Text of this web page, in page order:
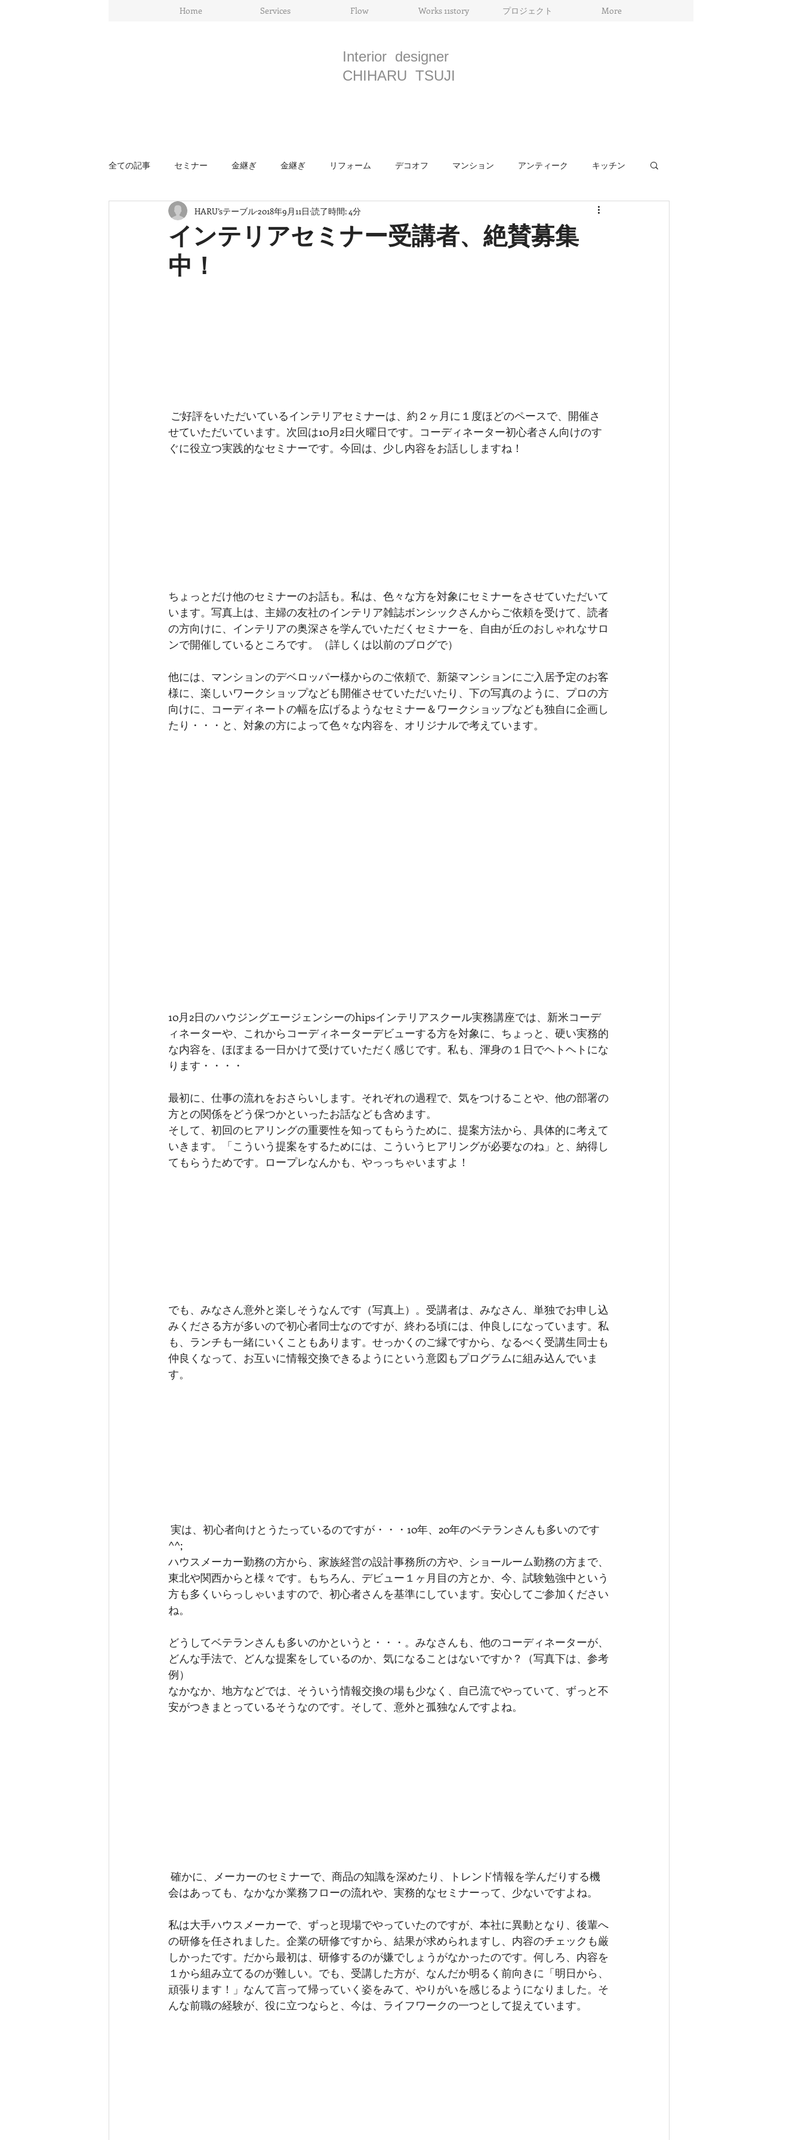
Home Services Flow Works 11story プロジェクト More
Interior designer
CHIHARU TSUJI
全ての記事 セミナー 金継ぎ 金継ぎ リフォーム デコオフ マンション アンティーク キッチン
ワークショップ イギリス 骨董 ライフスタイル リノベーション
インテリアデザイン
インテリアセミナー受講者、絶賛募集
中！
HARU’sテーブル2018年9月11日 読了時間: 4分
せていただいています。次回は10月2日火曜日です。コーディネーター初心者さん向けのす
ぐに役立つ実践的なセミナーです。今回は、少し内容をお話ししますね！
ちょっとだけ他のセミナーのお話も。私は、色々な方を対象にセミナーをさせていただいて
います。写真上は、主婦の友社のインテリア雑誌ボンシックさんからご依頼を受けて、読者
の方向けに、インテリアの奥深さを学んでいただくセミナーを、自由が丘のおしゃれなサロ
ンで開催しているところです。（詳しくは以前のブログで）
他には、マンションのデベロッパー様からのご依頼で、新築マンションにご入居予定のお客
様に、楽しいワークショップなども開催させていただいたり、下の写真のように、プロの方
向けに、コーディネートの幅を広げるようなセミナー＆ワークショップなども独自に企画し
たり・・・と、対象の方によって色々な内容を、オリジナルで考えています。
10月2日のハウジングエージェンシーのhipsインテリアスクール実務講座では、新米コーデ
ィネーターや、これからコーディネーターデビューする方を対象に、ちょっと、硬い実務的
な内容を、ほぼまる一日かけて受けていただく感じです。私も、渾身の１日でヘトヘトにな
ります・・・・
最初に、仕事の流れをおさらいします。それぞれの過程で、気をつけることや、他の部署の
方との関係をどう保つかといったお話なども含めます。
そして、初回のヒアリングの重要性を知ってもらうために、提案方法から、具体的に考えて
いきます。「こういう提案をするためには、こういうヒアリングが必要なのね」と、納得し
てもらうためです。ロープレなんかも、やっっちゃいますよ！
でも、みなさん意外と楽しそうなんです（写真上）。受講者は、みなさん、単独でお申し込
みくださる方が多いので初心者同士なのですが、終わる頃には、仲良しになっています。私
も、ランチも一緒にいくこともあります。せっかくのご縁ですから、なるべく受講生同士も
仲良くなって、お互いに情報交換できるようにという意図もプログラムに組み込んでいま
す。
^^;
ハウスメーカー勤務の方から、家族経営の設計事務所の方や、ショールーム勤務の方まで、
東北や関西からと様々です。もちろん、デビュー１ヶ月目の方とか、今、試験勉強中という
方も多くいらっしゃいますので、初心者さんを基準にしています。安心してご参加ください
ね。
どうしてベテランさんも多いのかというと・・・。みなさんも、他のコーディネーターが、
どんな手法で、どんな提案をしているのか、気になることはないですか？（写真下は、参考
例）
なかなか、地方などでは、そういう情報交換の場も少なく、自己流でやっていて、ずっと不
安がつきまとっているそうなのです。そして、意外と孤独なんですよね。
会はあっても、なかなか業務フローの流れや、実務的なセミナーって、少ないですよね。
私は大手ハウスメーカーで、ずっと現場でやっていたのですが、本社に異動となり、後輩へ
の研修を任されました。企業の研修ですから、結果が求められますし、内容のチェックも厳
しかったです。だから最初は、研修するのが嫌でしょうがなかったのです。何しろ、内容を
１から組み立てるのが難しい。でも、受講した方が、なんだか明るく前向きに「明日から、
頑張ります！」なんて言って帰っていく姿をみて、やりがいを感じるようになりました。そ
んな前職の経験が、役に立つならと、今は、ライフワークの一つとして捉えています。